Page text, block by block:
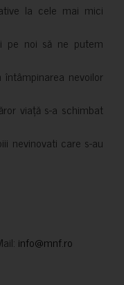
la cele mai mici
pe noi să ne putem
nevoilor
viață s-a schimbat
nevinovati care s-au
info@mnf.ro